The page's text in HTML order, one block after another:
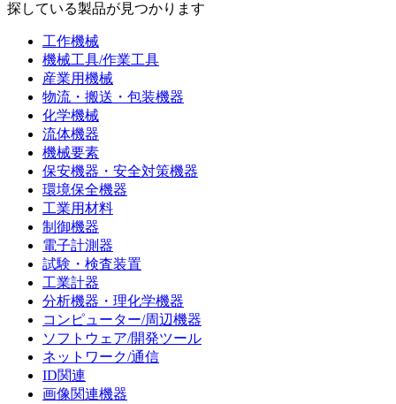
探している製品が見つかります
工作機械
機械工具/作業工具
産業用機械
物流・搬送・包装機器
化学機械
流体機器
機械要素
保安機器・安全対策機器
環境保全機器
工業用材料
制御機器
電子計測器
試験・検査装置
工業計器
分析機器・理化学機器
コンピューター/周辺機器
ソフトウェア/開発ツール
ネットワーク/通信
ID関連
画像関連機器